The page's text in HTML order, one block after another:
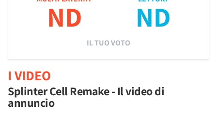
ND ND
IL TUO VOTO
I VIDEO
Splinter Cell Remake - Il video di
annuncio